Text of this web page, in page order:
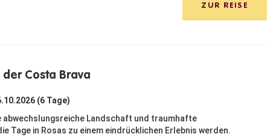
ZUR REISE
Costa Brava
(6 Tage)
abwechslungsreiche Landschaft und traumhafte
Tage in Rosas zu einem eindrücklichen Erlebnis werden.